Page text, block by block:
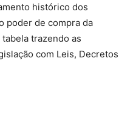
histórico dos
poder de compra da
trazendo as
com Leis, Decretos